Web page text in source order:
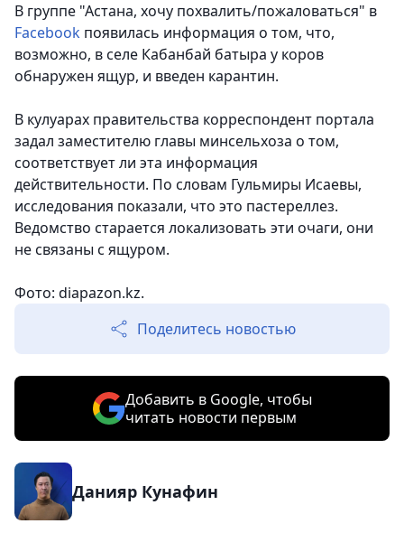
В группе "Астана, хочу похвалить/пожаловаться" в
Facebook появилась информация о том, что,
возможно, в селе Кабанбай батыра у коров
обнаружен ящур, и введен карантин.
В кулуарах правительства корреспондент портала
задал заместителю главы минсельхоза о том,
соответствует ли эта информация
действительности. По словам Гульмиры Исаевы,
исследования показали, что это пастереллез.
Ведомство старается локализовать эти очаги, они
не связаны с ящуром.
Фото: diapazon.kz.
Поделитесь новостью
Добавить в Google, чтобы
читать новости первым
Данияр Кунафин